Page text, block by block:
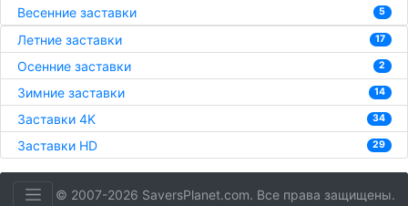
Весенние заставки 5
Летние заставки 17
Осенние заставки 2
Зимние заставки 14
Заставки 4K 34
Заставки HD 29
© 2007-2026 SaversPlanet.com. Все права защищены.